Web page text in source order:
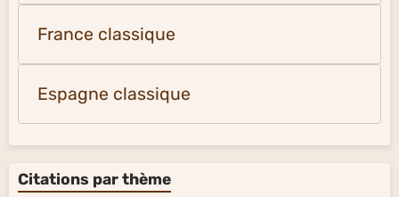
France classique
Espagne classique
Citations par thème